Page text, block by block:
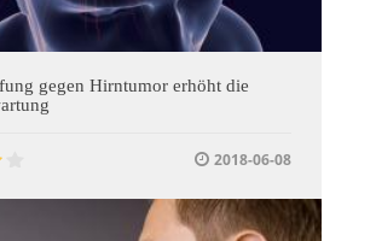
gegen Hirntumor erhöht die
2018-06-08